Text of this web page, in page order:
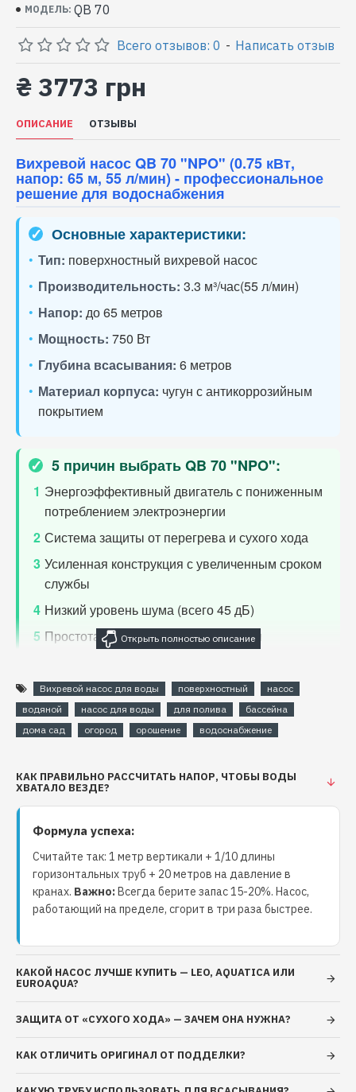
МОДЕЛЬ: QB 70
Всего отзывов: 0 - Написать отзыв
₴ 3773 грн
ОПИСАНИЕ ОТЗЫВЫ
Вихревой насос QB 70 "NPO" (0.75 кВт,
напор: 65 м, 55 л/мин) - профессиональное
решение для водоснабжения
✓ Основные характеристики:
• Тип: поверхностный вихревой насос
• Производительность: 3.3 м³/час(55 л/мин)
• Напор: до 65 метров
• Мощность: 750 Вт
• Глубина всасывания: 6 метров
• Материал корпуса: чугун с антикоррозийным
покрытием
✓ 5 причин выбрать QB 70 "NPO":
1 Энергоэффективный двигатель с пониженным
потреблением электроэнергии
2 Система защиты от перегрева и сухого хода
3 Усиленная конструкция с увеличенным сроком
службы
4 Низкий уровень шума (всего 45 дБ)
5 Простота установки и обслуживания
↔ Сравнение с аналогами:
Характеристика
QB 70
"NPO"
Обычные
насосы
Срок службы
15+ лет
5-7 лет
Гарантия
2 года
1 год
Уровень шума
Области применения:
ДЛЯ ДОМА
Водоснабжение
коттеджей
Системы полива
Бассейны и фонтаны
ДЛЯ БИЗНЕСА
Автомойки
Сельское хозяйство
линии
Специальное предложение!
Только до конца месяца при заказе QB 70 "NPO":
Вихревой насос для воды поверхностный
насос
водяной
насос для воды для полива
бассейна
дома сад
огород орошение водоснабжение
КАК ПРАВИЛЬНО РАССЧИТАТЬ НАПОР, ЧТОБЫ ВОДЫ
ХВАТАЛО ВЕЗДЕ?
Формула успеха:
Считайте так: 1 метр вертикали + 1/10 длины
горизонтальных труб + 20 метров на давление в
кранах. Важно:Всегда берите запас 15-20%. Насос,
работающий на пределе, сгорит в три раза быстрее.
КАКОЙ НАСОС ЛУЧШЕ КУПИТЬ — LEO, AQUATICA ИЛИ
EUROAQUA?
ЗАЩИТА ОТ «СУХОГО ХОДА» — ЗАЧЕМ ОНА НУЖНА?
КАК ОТЛИЧИТЬ ОРИГИНАЛ ОТ ПОДДЕЛКИ?